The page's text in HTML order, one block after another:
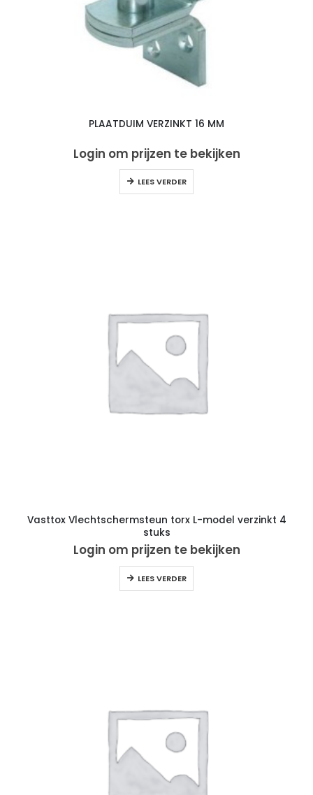
PLAATDUIM VERZINKT 16 MM
Login om prijzen te bekijken
LEES VERDER
Vasttox Vlechtschermsteun torx L-model verzinkt 4
stuks
Login om prijzen te bekijken
LEES VERDER